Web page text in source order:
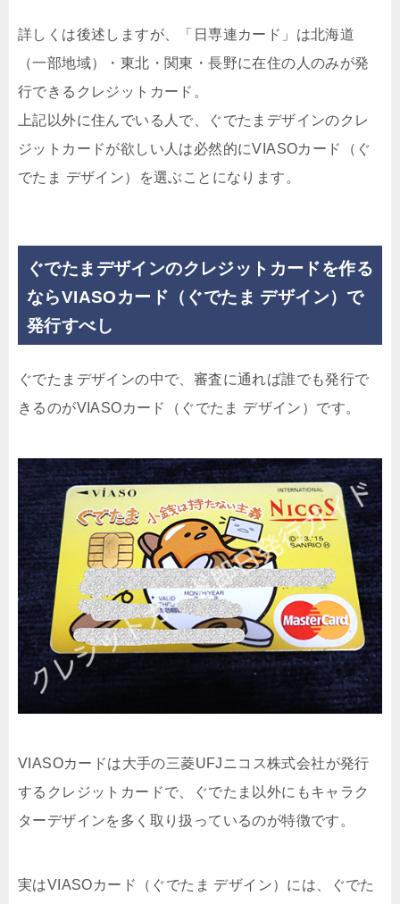
詳しくは後述しますが、「日専連カード」は北海道
（一部地域）・東北・関東・長野に在住の人のみが発
行できるクレジットカード。
上記以外に住んでいる人で、ぐでたまデザインのクレ
ジットカードが欲しい人は必然的にVIASOカード（ぐ
でたま デザイン）を選ぶことになります。
ぐでたまデザインのクレジットカードを作る
ならVIASOカード（ぐでたま デザイン）で
発行すべし
ぐでたまデザインの中で、審査に通れば誰でも発行で
きるのがVIASOカード（ぐでたま デザイン）です。
VIASOカードは大手の三菱UFJニコス株式会社が発行
するクレジットカードで、ぐでたま以外にもキャラク
ターデザインを多く取り扱っているのが特徴です。
実はVIASOカード（ぐでたま デザイン）には、ぐでた